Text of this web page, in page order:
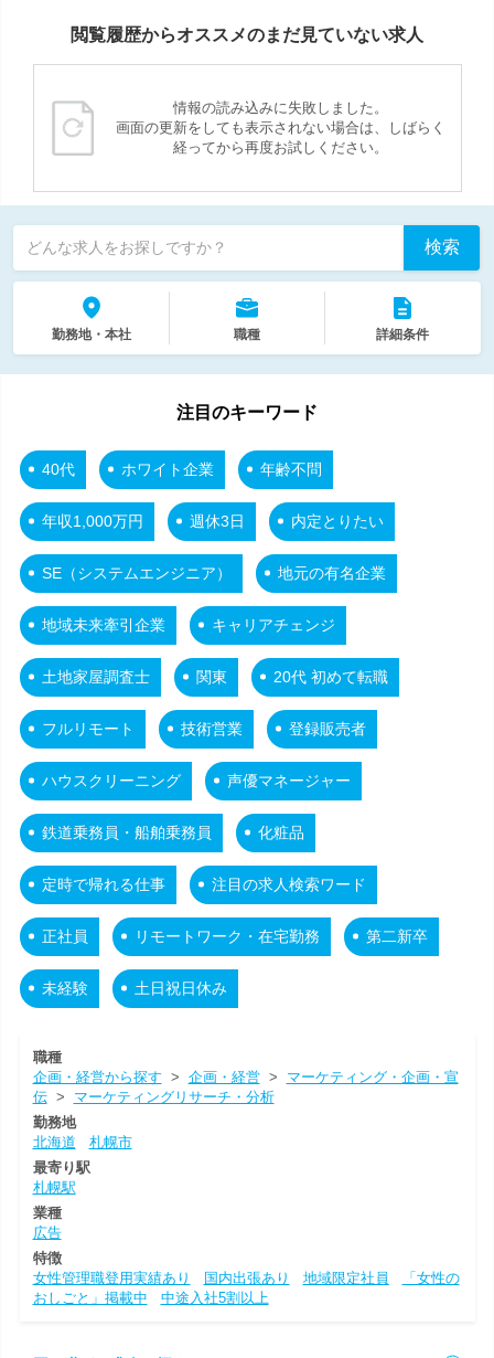
閲覧履歴からオススメのまだ見ていない求人
情報の読み込みに失敗しました。
画面の更新をしても表示されない場合は、しばらく
経ってから再度お試しください。
どんな求人をお探しですか？ 検索
勤務地・本社 職種 詳細条件
注目のキーワード
40代 ホワイト企業 年齢不問
年収1,000万円 週休3日 内定とりたい
SE（システムエンジニア） 地元の有名企業
地域未来牽引企業 キャリアチェンジ
土地家屋調査士 関東 20代 初めて転職
フルリモート 技術営業 登録販売者
ハウスクリーニング 声優マネージャー
鉄道乗務員・船舶乗務員 化粧品
定時で帰れる仕事 注目の求人検索ワード
正社員 リモートワーク・在宅勤務 第二新卒
未経験 土日祝日休み
職種
企画・経営から探す > 企画・経営> マーケティング・企画・宣
伝> マーケティングリサーチ・分析
勤務地
北海道
札幌市
最寄り駅
札幌駅
業種
広告
特徴
女性管理職登用実績あり
国内出張あり 地域限定社員
「女性の
おしごと」掲載中
中途入社5割以上